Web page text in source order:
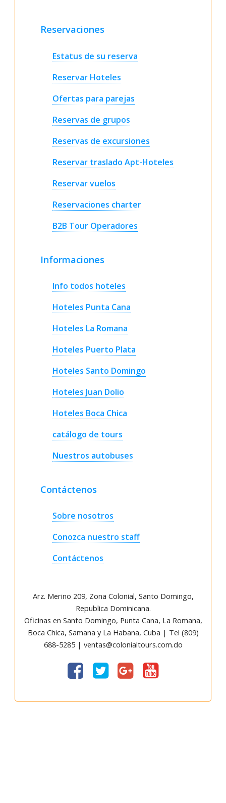
Reservaciones
Estatus de su reserva
Reservar Hoteles
Ofertas para parejas
Reservas de grupos
Reservas de excursiones
Reservar traslado Apt-Hoteles
Reservar vuelos
Reservaciones charter
B2B Tour Operadores
Informaciones
Info todos hoteles
Hoteles Punta Cana
Hoteles La Romana
Hoteles Puerto Plata
Hoteles Santo Domingo
Hoteles Juan Dolio
Hoteles Boca Chica
catálogo de tours
Nuestros autobuses
Contáctenos
Sobre nosotros
Conozca nuestro staff
Contáctenos
Arz. Merino 209, Zona Colonial, Santo Domingo,
Republica Dominicana.
Oficinas en Santo Domingo, Punta Cana, La Romana,
Boca Chica, Samana y La Habana, Cuba | Tel (809)
688-5285 | ventas@colonialtours.com.do